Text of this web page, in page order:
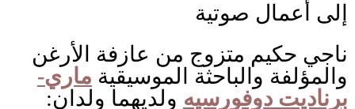
إلى أعمال صوتية
ناجي حكيم متزوج من عازفة الأرغن
والمؤلفة والباحثة الموسيقية ماري-
برناديت دوفورسيه ولديهما ولدان: